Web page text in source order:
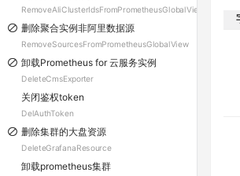
RemoveAliClusterIdsFromPrometheusGlobalView
删除聚合实例非阿里数据源
RemoveSourcesFromPrometheusGlobalView
卸载Prometheus for 云服务实例
DeleteCmsExporter
关闭鉴权token
DelAuthToken
删除集群的大盘资源
DeleteGrafanaResource
卸载prometheus集群